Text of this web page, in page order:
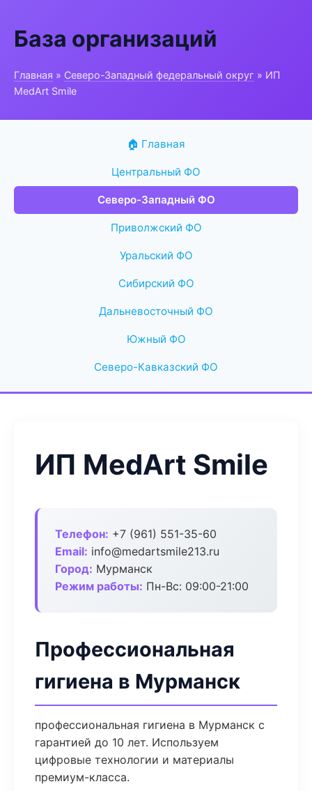
База организаций
Главная » Северо-Западный федеральный округ » ИП
MedArt Smile
🏠 Главная
Центральный ФО
Северо-Западный ФО
Приволжский ФО
Уральский ФО
Сибирский ФО
Дальневосточный ФО
Южный ФО
Северо-Кавказский ФО
ИП MedArt Smile
Телефон: +7 (961) 551-35-60
Email: info@medartsmile213.ru
Город: Мурманск
Режим работы: Пн-Вс: 09:00-21:00
Профессиональная
гигиена в Мурманск
профессиональная гигиена в Мурманск с
гарантией до 10 лет. Используем
цифровые технологии и материалы
премиум-класса.